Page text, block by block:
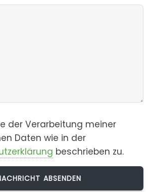
der Verarbeitung meiner
Daten wie in der
beschrieben zu.